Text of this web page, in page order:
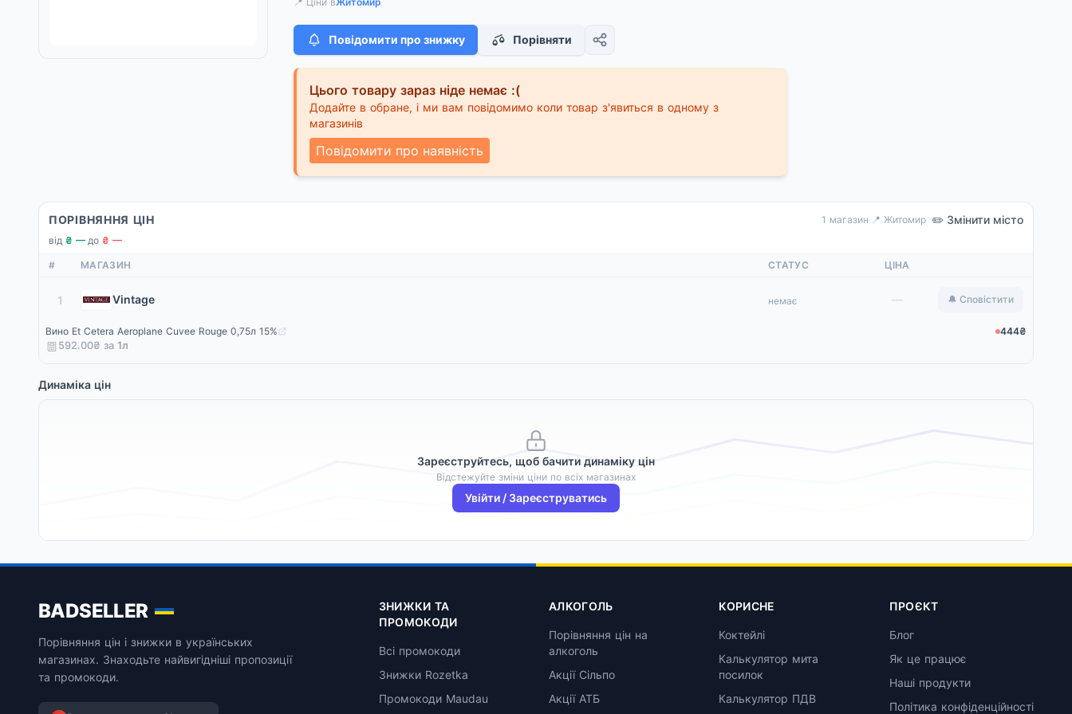
Повідомити про знижку Порівняти
Цього товару зараз ніде немає :(
Додайте в обране, і ми вам повідомимо коли товар з'явиться в одному з
магазинів
Повідомити про наявність
ПОРІВНЯННЯ ЦІН 1 магазин· 📍 Житомир ✏️ Змінити місто
від ₴ —·до ₴ —
# МАГАЗИН СТАТУС ЦІНА
1 Vintage немає — 🔔 Сповістити
Вино Et Cetera Aeroplane Cuvee Rouge 0,75л 15%
444₴
592.00₴ за 1л
Динаміка цін
Зареєструйтесь, щоб бачити динаміку цін
Відстежуйте зміни ціни по всіх магазинах
Увійти / Зареєструватись
BADSELLER
Порівняння цін і знижки в українських
магазинах. Знаходьте найвигідніші пропозиції
та промокоди.
ЗНИЖКИ ТА
ПРОМОКОДИ
Всі промокоди
Знижки Rozetka
Промокоди Maudau
АЛКОГОЛЬ
Порівняння цін на
алкоголь
Акції Сільпо
Акції АТБ
КОРИСНЕ
Коктейлі
Калькулятор мита
посилок
Калькулятор ПДВ
ПРОЄКТ
Блог
Як це працює
Наші продукти
Політика конфіденційності